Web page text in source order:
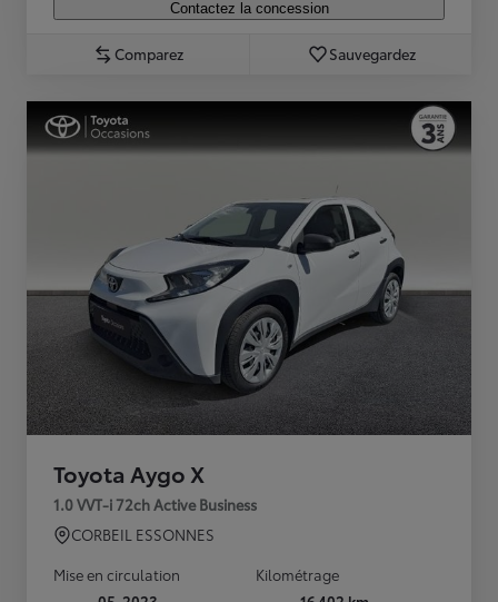
Contactez la concession
Comparez Sauvegardez
Toyota Aygo X
1.0 VVT-i 72ch Active Business
CORBEIL ESSONNES
Mise en circulation
Kilométrage